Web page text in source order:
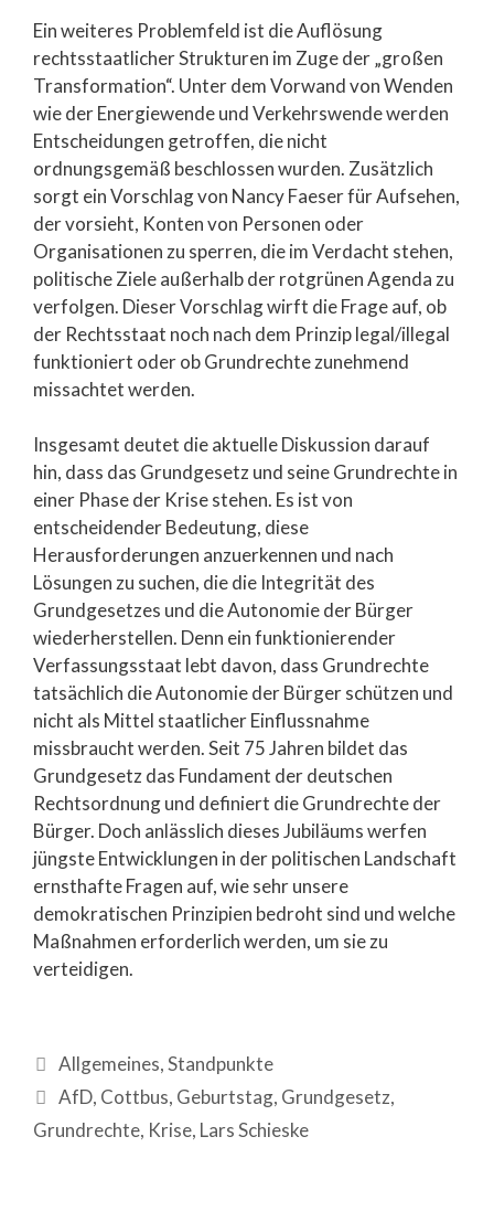
Ein weiteres Problemfeld ist die Auflösung
rechtsstaatlicher Strukturen im Zuge der „großen
Transformation“. Unter dem Vorwand von Wenden
wie der Energiewende und Verkehrswende werden
Entscheidungen getroffen, die nicht
ordnungsgemäß beschlossen wurden. Zusätzlich
sorgt ein Vorschlag von Nancy Faeser für Aufsehen,
der vorsieht, Konten von Personen oder
Organisationen zu sperren, die im Verdacht stehen,
politische Ziele außerhalb der rotgrünen Agenda zu
verfolgen. Dieser Vorschlag wirft die Frage auf, ob
der Rechtsstaat noch nach dem Prinzip legal/illegal
funktioniert oder ob Grundrechte zunehmend
missachtet werden.
Insgesamt deutet die aktuelle Diskussion darauf
hin, dass das Grundgesetz und seine Grundrechte in
einer Phase der Krise stehen. Es ist von
entscheidender Bedeutung, diese
Herausforderungen anzuerkennen und nach
Lösungen zu suchen, die die Integrität des
Grundgesetzes und die Autonomie der Bürger
wiederherstellen. Denn ein funktionierender
Verfassungsstaat lebt davon, dass Grundrechte
tatsächlich die Autonomie der Bürger schützen und
nicht als Mittel staatlicher Einflussnahme
missbraucht werden. Seit 75 Jahren bildet das
Grundgesetz das Fundament der deutschen
Rechtsordnung und definiert die Grundrechte der
Bürger. Doch anlässlich dieses Jubiläums werfen
jüngste Entwicklungen in der politischen Landschaft
ernsthafte Fragen auf, wie sehr unsere
demokratischen Prinzipien bedroht sind und welche
Maßnahmen erforderlich werden, um sie zu
verteidigen.
Allgemeines,Standpunkte
AfD, Cottbus, Geburtstag, Grundgesetz,
Grundrechte, Krise, Lars Schieske